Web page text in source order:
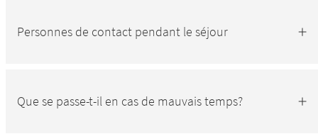
Personnes de contact pendant le séjour
Que se passe-t-il en cas de mauvais temps?